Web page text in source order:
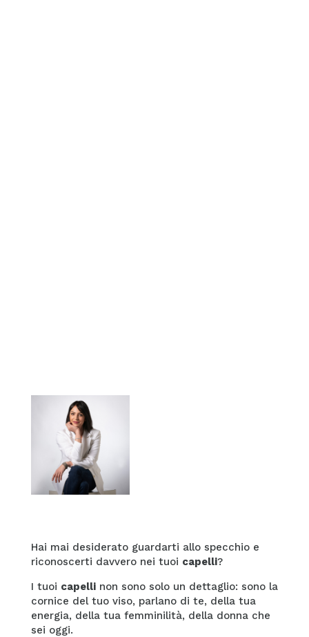
Hai mai desiderato guardarti allo specchio e
riconoscerti davvero nei tuoi capelli?
I tuoi capellinon sono solo un dettaglio: sono la
cornice del tuo viso, parlano di te, della tua
energia, della tua femminilità, della donna che
sei oggi.